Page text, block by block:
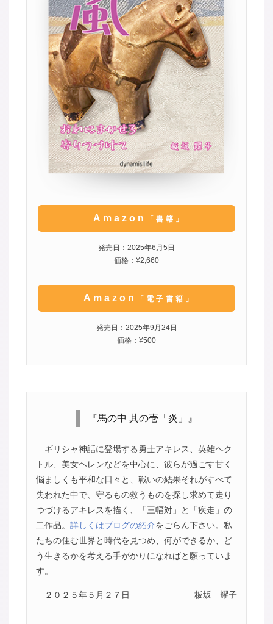
Amazon 「書籍」
発売日：2025年6月5日
価格：¥2,660
Amazon 「電子書籍」
発売日：2025年9月24日
価格：¥500
『馬の中 其の壱「炎」』
ギリシャ神話に登場する勇士アキレス、英雄ヘク
トル、美女ヘレンなどを中心に、彼らが過ごす甘く
悩ましくも平和な日々と、戦いの結果それがすべて
失われた中で、守るもの救うものを探し求めて走り
つづけるアキレスを描く、「三幅対」と「疾走」の
二作品。 詳しくはブログの紹介をごらん下さい。私
たちの住む世界と時代を見つめ、何ができるか、ど
う生きるかを考える手がかりになればと願っていま
す。
２０２５年５月２７日 板坂 耀子